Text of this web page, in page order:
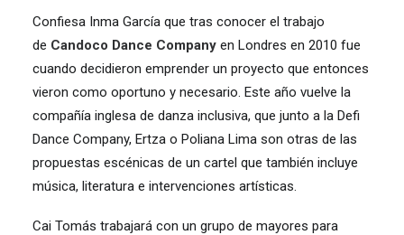
Confiesa Inma García que tras conocer el trabajo
de Candoco Dance Company en Londres en 2010 fue
cuando decidieron emprender un proyecto que entonces
vieron como oportuno y necesario. Este año vuelve la
compañía inglesa de danza inclusiva, que junto a la Defi
Dance Company, Ertza o Poliana Lima son otras de las
propuestas escénicas de un cartel que también incluye
música, literatura e intervenciones artísticas.
Cai Tomás trabajará con un grupo de mayores para